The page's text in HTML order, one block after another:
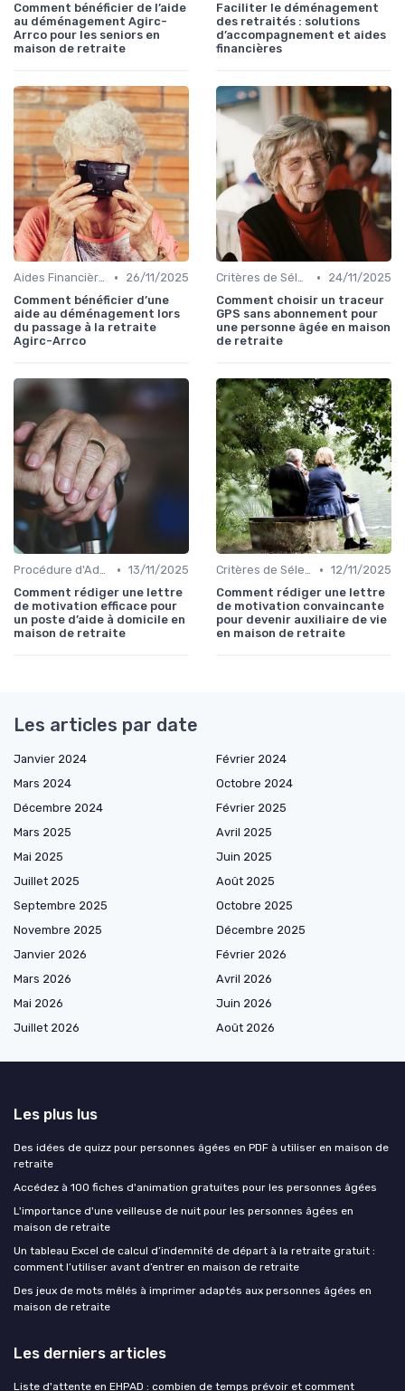
Comment bénéficier de l’aide
au déménagement Agirc-
Arrco pour les seniors en
maison de retraite
Faciliter le déménagement
des retraités : solutions
d’accompagnement et aides
financières
Aides Financières et Subventions •
26/11/2025
Comment bénéficier d’une
aide au déménagement lors
du passage à la retraite
Agirc-Arrco
Critères de Sélection •
24/11/2025
Comment choisir un traceur
GPS sans abonnement pour
une personne âgée en maison
de retraite
Procédure d'Admission • 13/11/2025
Comment rédiger une lettre
de motivation efficace pour
un poste d’aide à domicile en
maison de retraite
Critères de Sélection • 12/11/2025
Comment rédiger une lettre
de motivation convaincante
pour devenir auxiliaire de vie
en maison de retraite
Les articles par date
Janvier 2024
Février 2024
Mars 2024
Octobre 2024
Décembre 2024
Février 2025
Mars 2025
Avril 2025
Mai 2025
Juin 2025
Juillet 2025
Août 2025
Septembre 2025
Octobre 2025
Novembre 2025
Décembre 2025
Janvier 2026
Février 2026
Mars 2026
Avril 2026
Mai 2026
Juin 2026
Juillet 2026
Août 2026
Les plus lus
Des idées de quizz pour personnes âgées en PDF à utiliser en maison de
retraite
Accédez à 100 fiches d'animation gratuites pour les personnes âgées
L'importance d'une veilleuse de nuit pour les personnes âgées en
maison de retraite
Un tableau Excel de calcul d’indemnité de départ à la retraite gratuit :
comment l’utiliser avant d’entrer en maison de retraite
Des jeux de mots mêlés à imprimer adaptés aux personnes âgées en
maison de retraite
Les derniers articles
Liste d'attente en EHPAD : combien de temps prévoir et comment